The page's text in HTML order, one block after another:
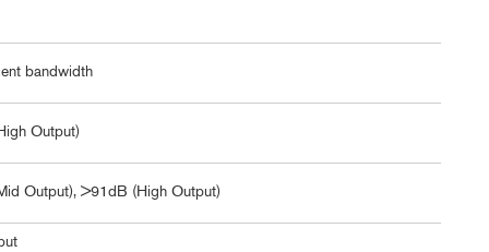
bandwidth
Output)
Output), >91dB (High Output)